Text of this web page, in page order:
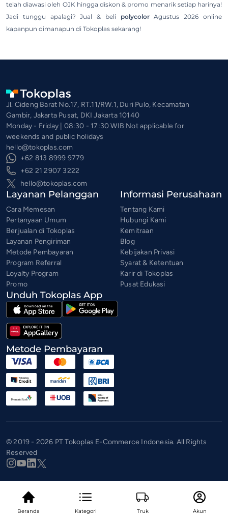
Beranda Kategori Truk Akun
telah diawasi oleh OJK hingga diskon & promo menarik setiap harinya!
Jadi tunggu apalagi? Jual & beli polycolorAgustus 2026 online
kapanpun dimanapun di Tokoplas sekarang!
Jl. Cideng Barat No.17, RT.11/RW.1, Duri Pulo, Kecamatan
Gambir, Jakarta Pusat, DKI Jakarta 10140
Monday - Friday | 08:30 - 17:30 WIB Not applicable for
weekends and public holidays
hello@tokoplas.com
+62 813 8999 9779
+62 21 2907 3222
hello@tokoplas.com
Layanan Pelanggan
Cara Memesan
Pertanyaan Umum
Berjualan di Tokoplas
Layanan Pengiriman
Metode Pembayaran
Program Referral
Loyalty Program
Promo
Informasi Perusahaan
Tentang Kami
Hubungi Kami
Kemitraan
Blog
Kebijakan Privasi
Syarat & Ketentuan
Karir di Tokoplas
Pusat Edukasi
Unduh Tokoplas App
Metode Pembayaran
© 2019 - 2026 PT Tokoplas E-Commerce Indonesia. All Rights
Reserved